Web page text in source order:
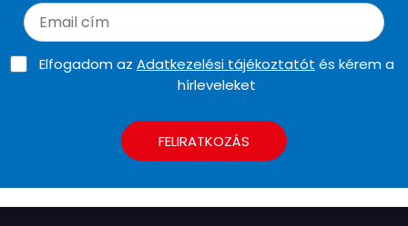
Elfogadom az Adatkezelési tájékoztatót és kérem a
hírleveleket
FELIRATKOZÁS